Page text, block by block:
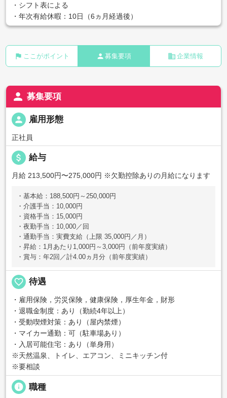
・シフト表による
・年次有給休暇：10日（6ヵ月経過後）
flag ここがポイント person 募集要項 business 企業情報
person 募集要項
person 雇用形態
正社員
attach_money 給与
月給 213,500円〜275,000円 ※欠勤控除ありの月給になります
・基本給：188,500円～250,000円
・介護手当：10,000円
・資格手当：15,000円
・夜勤手当：10,000／回
・通勤手当：実費支給（上限 35,000円／月）
・昇給：1月あたり1,000円～3,000円（前年度実績）
・賞与：年2回／計4.00ヵ月分（前年度実績）
favorite_border 待遇
・雇用保険，労災保険，健康保険，厚生年金，財形
・退職金制度：あり（勤続4年以上）
・受動喫煙対策：あり（屋内禁煙）
・マイカー通勤：可（駐車場あり）
・入居可能住宅：あり（単身用）
※天然温泉、トイレ、エアコン、ミニキッチン付
※要相談
info 職種